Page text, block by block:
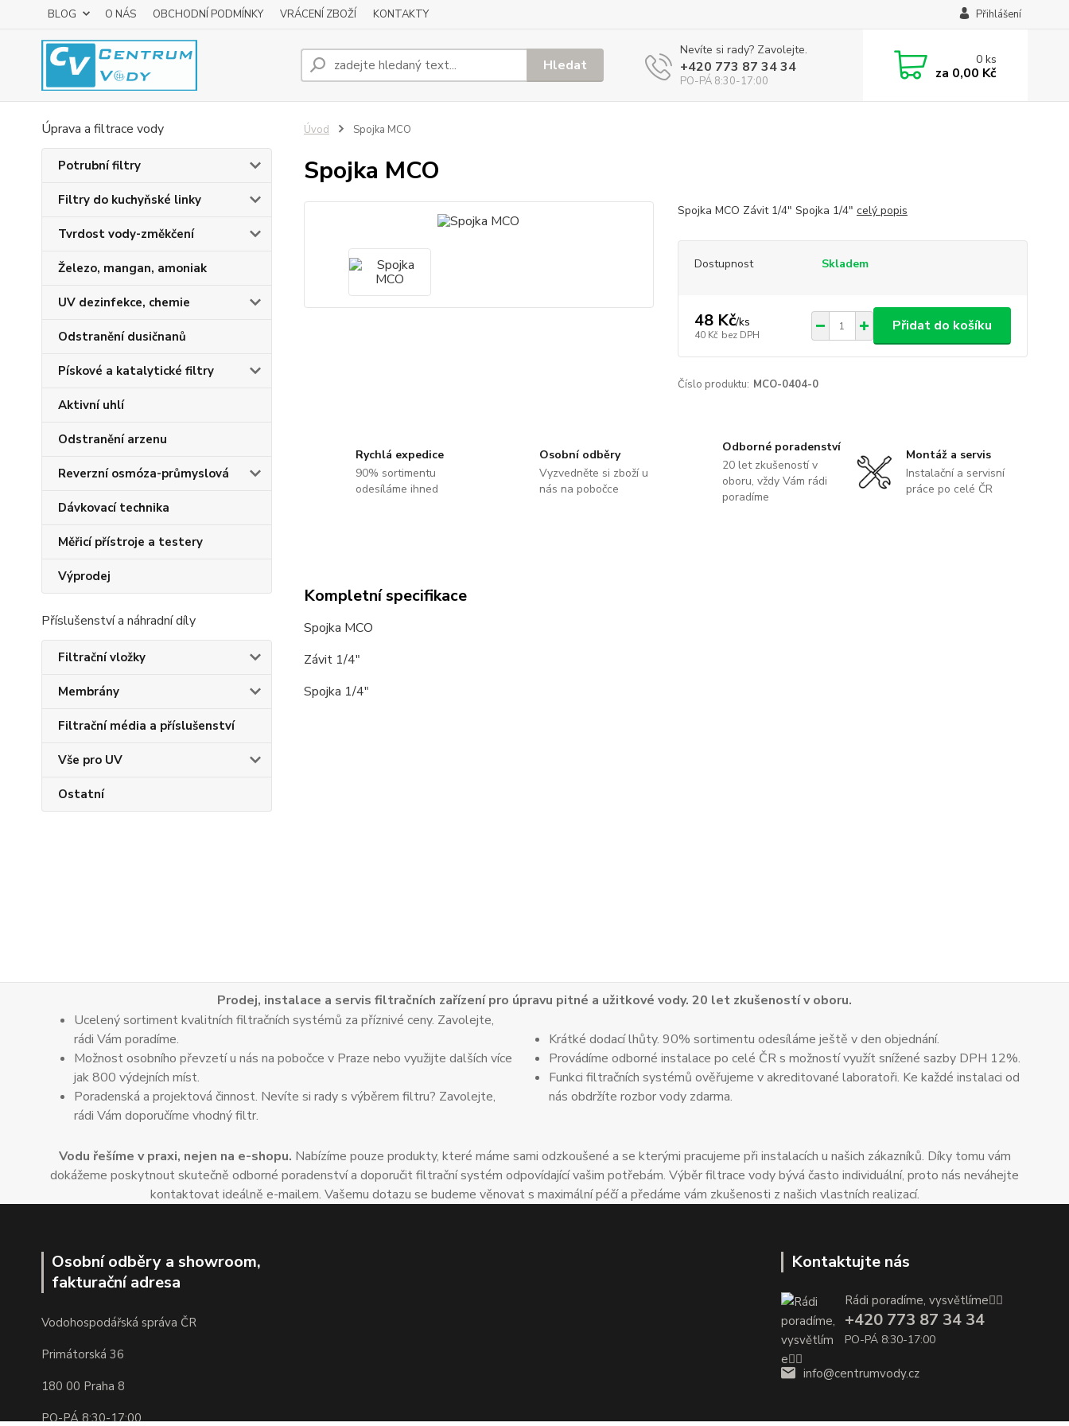
BLOG O NÁS OBCHODNÍ PODMÍNKY VRÁCENÍ ZBOŽÍ KONTAKTY Přihlášení
Hledat
Nevíte si rady? Zavolejte.
+420 773 87 34 34
PO-PÁ 8:30-17:00
0ks
za 0,00 Kč
Úprava a filtrace vody
Potrubní filtry
Filtry do kuchyňské linky
Tvrdost vody-změkčení
Železo, mangan, amoniak
UV dezinfekce, chemie
Odstranění dusičnanů
Pískové a katalytické filtry
Aktivní uhlí
Odstranění arzenu
Reverzní osmóza-průmyslová
Dávkovací technika
Měřicí přístroje a testery
Výprodej
Příslušenství a náhradní díly
Filtrační vložky
Membrány
Filtrační média a příslušenství
Vše pro UV
Ostatní
Úvod Spojka MCO
Spojka MCO
Spojka MCO Závit 1/4" Spojka 1/4" celý popis
Dostupnost Skladem
48 Kč/ks
40 Kč bez DPH
Přidat do košíku
Číslo produktu: MCO-0404-0
Rychlá expedice
90% sortimentu
odesíláme ihned
Osobní odběry
Vyzvedněte si zboží u
nás na pobočce
Odborné poradenství
20 let zkušeností v
oboru, vždy Vám rádi
poradíme
Montáž a servis
Instalační a servisní
práce po celé ČR
Kompletní specifikace
Spojka MCO
Závit 1/4"
Spojka 1/4"
Prodej, instalace a servis filtračních zařízení pro úpravu pitné a užitkové vody. 20 let zkušeností v oboru.
Ucelený sortiment kvalitních filtračních systémů za příznivé ceny. Zavolejte,
rádi Vám poradíme.
Možnost osobního převzetí u nás na pobočce v Praze nebo využijte dalších více
jak 800 výdejních míst.
Poradenská a projektová činnost. Nevíte si rady s výběrem filtru? Zavolejte,
rádi Vám doporučíme vhodný filtr.
Krátké dodací lhůty. 90% sortimentu odesíláme ještě v den objednání.
Provádíme odborné instalace po celé ČR s možností využít snížené sazby DPH 12%.
Funkci filtračních systémů ověřujeme v akreditované laboratoři. Ke každé instalaci od
nás obdržíte rozbor vody zdarma.
Vodu řešíme v praxi, nejen na e-shopu. Nabízíme pouze produkty, které máme sami odzkoušené a se kterými pracujeme při instalacích u našich zákazníků. Díky tomu vám
dokážeme poskytnout skutečně odborné poradenství a doporučit filtrační systém odpovídající vašim potřebám. Výběr filtrace vody bývá často individuální, proto nás neváhejte
kontaktovat ideálně e-mailem. Vašemu dotazu se budeme věnovat s maximální péčí a předáme vám zkušenosti z našich vlastních realizací.
Osobní odběry a showroom,
fakturační adresa
Vodohospodářská správa ČR
Primátorská 36
180 00 Praha 8
PO-PÁ 8:30-17:00
Kontaktujte nás
Rádi poradíme, vysvětlíme👌🏼
+420 773 87 34 34
PO-PÁ 8:30-17:00
info@centrumvody.cz